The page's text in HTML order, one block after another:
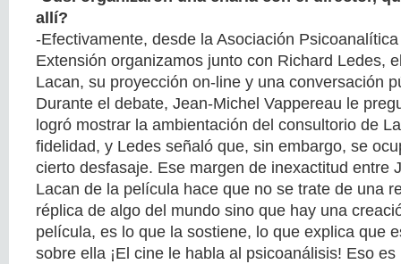
allí?
-Efectivamente, desde la Asociación
Extensión organizamos junto con Richard Ledes,
Lacan, su proyección on-line y una conversación
Durante el debate, Jean-Michel Vappereau le
logró mostrar la ambientación del consultorio de
fidelidad, y Ledes señaló que, sin embargo, se
cierto desfasaje. Ese margen de inexactitud entre
Lacan de la película hace que no se trate de una
réplica de algo del mundo sino que hay una
película, es lo que la sostiene, lo que explica que
sobre ella ¡El cine le habla al psicoanálisis! Eso